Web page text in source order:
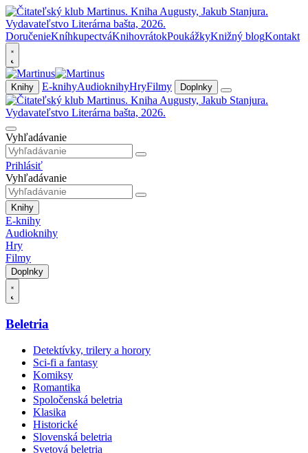
DoručenieKníhkupectváKnihovrátokPoukážkyKnižný blogKontakt
Knihy E-knihyAudioknihyHryFilmy Doplnky
Vyhľadávanie
Prihlásiť
Vyhľadávanie
Knihy
E-knihy
Audioknihy
Hry
Filmy
Doplnky
Beletria
Detektívky, trilery a horory
Sci-fi a fantasy
Komiksy
Romantika
Spoločenská beletria
Klasika
Historické
Slovenská beletria
Svetová beletria